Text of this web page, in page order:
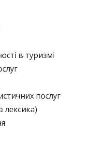
в туризмі
послуг
лексика)